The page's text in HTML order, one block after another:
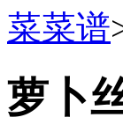
菜菜谱
萝卜